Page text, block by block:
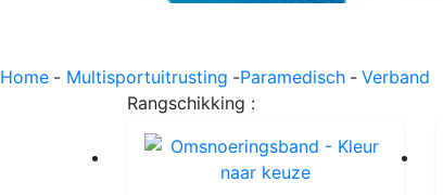
Home - Multisportuitrusting -Paramedisch - Verband
Rangschikking :